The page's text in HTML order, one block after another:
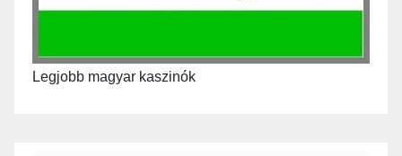
Legjobb magyar kaszinók